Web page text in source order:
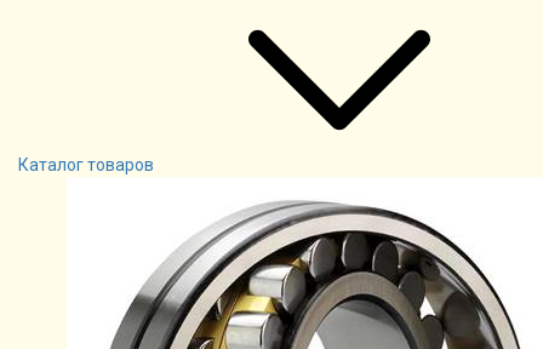
Каталог товаров